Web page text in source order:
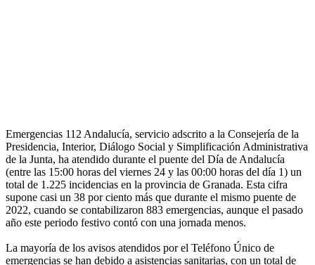
Emergencias 112 Andalucía, servicio adscrito a la Consejería de la
Presidencia, Interior, Diálogo Social y Simplificación Administrativa
de la Junta, ha atendido durante el puente del Día de Andalucía
(entre las 15:00 horas del viernes 24 y las 00:00 horas del día 1) un
total de 1.225 incidencias en la provincia de Granada. Esta cifra
supone casi un 38 por ciento más que durante el mismo puente de
2022, cuando se contabilizaron 883 emergencias, aunque el pasado
año este periodo festivo contó con una jornada menos.
La mayoría de los avisos atendidos por el Teléfono Único de
emergencias se han debido a asistencias sanitarias, con un total de